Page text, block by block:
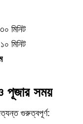
মিনিট
মিনিট
পূজার সময়
গুরুত্বপূর্ণ: